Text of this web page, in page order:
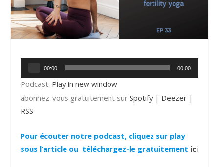
audio
00:00 00:00
Podcast: Play in new window
abonnez-vous gratuitement surSpotify | Deezer |
RSS
Pour écouter notre podcast, cliquez sur play
sous l’article ou téléchargez-le gratuitement ici